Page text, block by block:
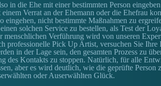
in die Ehe mit einer bestimmten Person
Verrat an der Ehemann oder die Ehefrau
eingehen, nicht bestimmte Maßnahmen zu
solchen Service zu bestellen, als Test der
menschlichen Verführung wird von unseren
professionelle Pick Up Artist, versuchen Sie
in der Lage sein, den gesamten Prozess zu
des Kontakts zu stoppen. Natürlich, für alle
aber es wird deutlich, wie die geprüfte
oder Auserwählten Glück.